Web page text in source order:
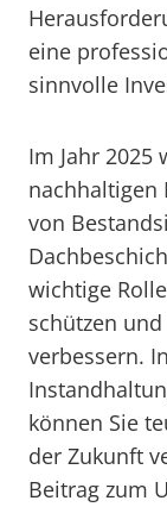
eine
sinnvolle
Im Jahr 2025
nachhaltigen
von
wichtige
schützen
verbessern.
können Sie
der Zukunft
Beitrag zum